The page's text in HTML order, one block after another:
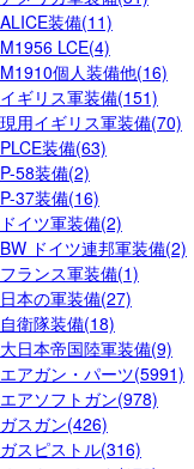
ALICE装備(11)
M1956 LCE(4)
M1910個人装備他(16)
イギリス軍装備(151)
現用イギリス軍装備(70)
PLCE装備(63)
P-58装備(2)
P-37装備(16)
ドイツ軍装備(2)
BW ドイツ連邦軍装備(2)
フランス軍装備(1)
日本の軍装備(27)
自衛隊装備(18)
大日本帝国陸軍装備(9)
エアガン・パーツ(5991)
エアソフトガン(978)
ガスガン(426)
ガスピストル(316)